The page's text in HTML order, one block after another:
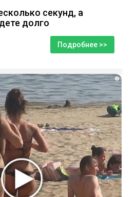
секунд, а
долго
Подробнее >>
i